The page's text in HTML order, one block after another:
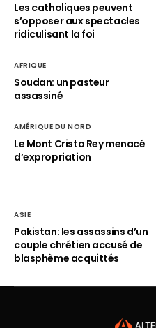
Les catholiques peuvent
s’opposer aux spectacles
ridiculisant la foi
AFRIQUE
Soudan: un pasteur
assassiné
AMÉRIQUE DU NORD
Le Mont Cristo Rey menacé
d’expropriation
ASIE
Pakistan: les assassins d’un
couple chrétien accusé de
blasphème acquittés